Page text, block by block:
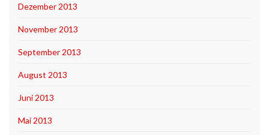
Dezember 2013
November 2013
September 2013
August 2013
Juni 2013
Mai 2013